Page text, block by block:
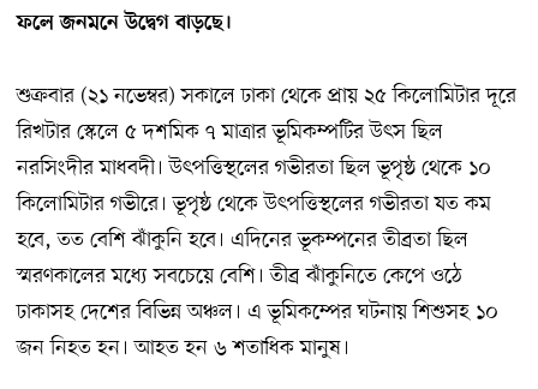
ফলে জনমনে উদ্বেগ বাড়ছে।
শুক্রবার (২১ নভেম্বর) সকালে ঢাকা থেকে প্রায় ২৫ কিলোমিটার দূরে
রিখটার স্কেলে ৫ দশমিক ৭ মাত্রার ভূমিকম্পটির উৎস ছিল
নরসিংদীর মাধবদী। উৎপত্তিস্থলের গভীরতা ছিল ভূপৃষ্ঠ থেকে ১০
কিলোমিটার গভীরে। ভূপৃষ্ঠ থেকে উৎপত্তিস্থলের গভীরতা যত কম
হবে, তত বেশি ঝাঁকুনি হবে। এদিনের ভূকম্পনের তীব্রতা ছিল
স্মরণকালের মধ্যে সবচেয়ে বেশি। তীব্র ঝাঁকুনিতে কেপে ওঠে
ঢাকাসহ দেশের বিভিন্ন অঞ্চল। এ ভূমিকম্পের ঘটনায় শিশুসহ ১০
জন নিহত হন। আহত হন ৬ শতাধিক মানুষ।